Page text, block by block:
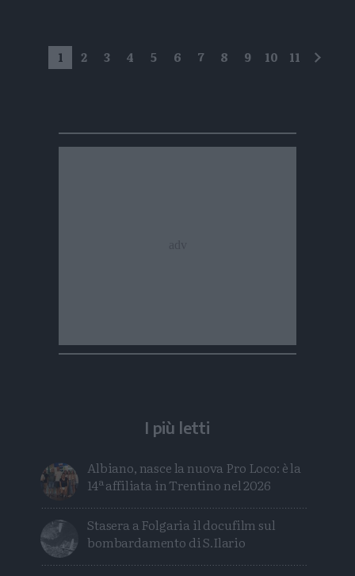
1 2 3 4 5 6 7 8 9 10 11
I più letti
Albiano, nasce la nuova Pro Loco: è la
14ª affiliata in Trentino nel 2026
Stasera a Folgaria il docufilm sul
bombardamento di S.Ilario